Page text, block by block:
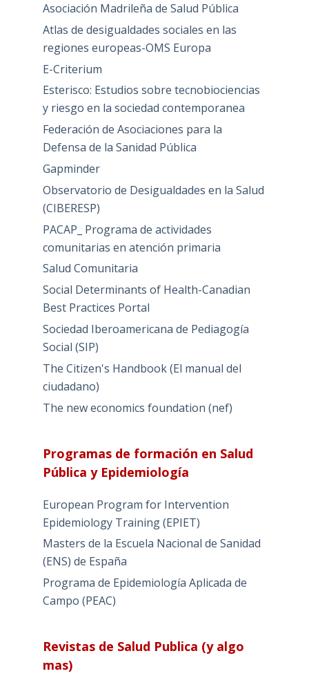
Asociación Madrileña de Salud Pública
Atlas de desigualdades sociales en las
regiones europeas-OMS Europa
E-Criterium
Esterisco: Estudios sobre tecnobiociencias
y riesgo en la sociedad contemporanea
Federación de Asociaciones para la
Defensa de la Sanidad Pública
Gapminder
Observatorio de Desigualdades en la Salud
(CIBERESP)
PACAP_ Programa de actividades
comunitarias en atención primaria
Salud Comunitaria
Social Determinants of Health-Canadian
Best Practices Portal
Sociedad Iberoamericana de Pediagogía
Social (SIP)
The Citizen's Handbook (El manual del
ciudadano)
The new economics foundation (nef)
Programas de formación en Salud
Pública y Epidemiología
European Program for Intervention
Epidemiology Training (EPIET)
Masters de la Escuela Nacional de Sanidad
(ENS) de España
Programa de Epidemiología Aplicada de
Campo (PEAC)
Revistas de Salud Publica (y algo
mas)